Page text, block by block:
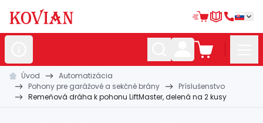
Nerezovépolotovary
Hliníkovépolotovary
Úvod
Automatizácia
Pohony pre garážové a sekčné brány
Príslušenstvo
Remeňová dráha k pohonu LiftMaster, delená na 2 kusy